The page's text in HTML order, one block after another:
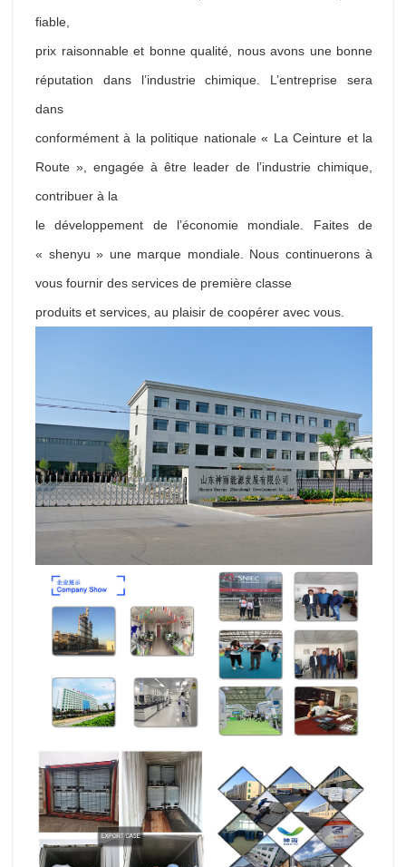
fiable,
prix raisonnable et bonne qualité, nous avons une bonne
réputation dans l’industrie chimique. L’entreprise sera
dans
conformément à la politique nationale « La Ceinture et la
Route », engagée à être leader de l’industrie chimique,
contribuer à la
le développement de l’économie mondiale. Faites de
« shenyu » une marque mondiale. Nous continuerons à
vous fournir des services de première classe
produits et services, au plaisir de coopérer avec vous.